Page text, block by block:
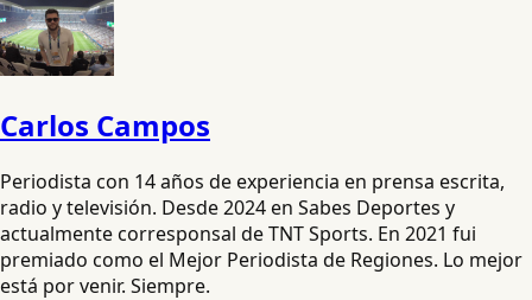
Carlos Campos
Periodista con 14 años de experiencia en prensa escrita,
radio y televisión. Desde 2024 en Sabes Deportes y
actualmente corresponsal de TNT Sports. En 2021 fui
premiado como el Mejor Periodista de Regiones. Lo mejor
está por venir. Siempre.